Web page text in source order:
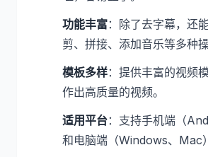
功能丰富：除了去字幕，还
剪、拼接、添加音乐等多种操
模板多样：提供丰富的视频
作出高质量的视频。
适用平台：支持手机端（
和电脑端（Windows、Mac